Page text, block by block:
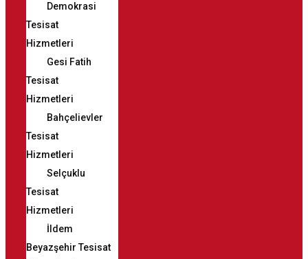
Demokrasi
Tesisat
Hizmetleri
Gesi Fatih
Tesisat
Hizmetleri
Bahçelievler
Tesisat
Hizmetleri
Selçuklu
Tesisat
Hizmetleri
İldem
Beyazşehir Tesisat